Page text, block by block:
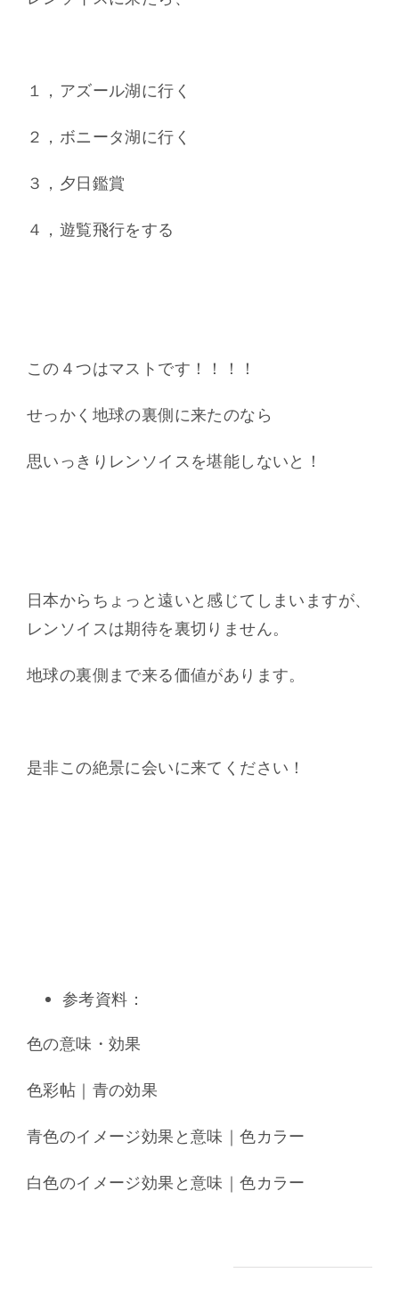
１，アズール湖に行く
２，ボニータ湖に行く
３，夕日鑑賞
４，遊覧飛行をする
この４つはマストです！！！！
せっかく地球の裏側に来たのなら
思いっきりレンソイスを堪能しないと！
日本からちょっと遠いと感じてしまいますが、
レンソイスは期待を裏切りません。
地球の裏側まで来る価値があります。
是非この絶景に会いに来てください！
参考資料：
色の意味・効果
色彩帖｜青の効果
青色のイメージ効果と意味｜色カラー
白色のイメージ効果と意味｜色カラー